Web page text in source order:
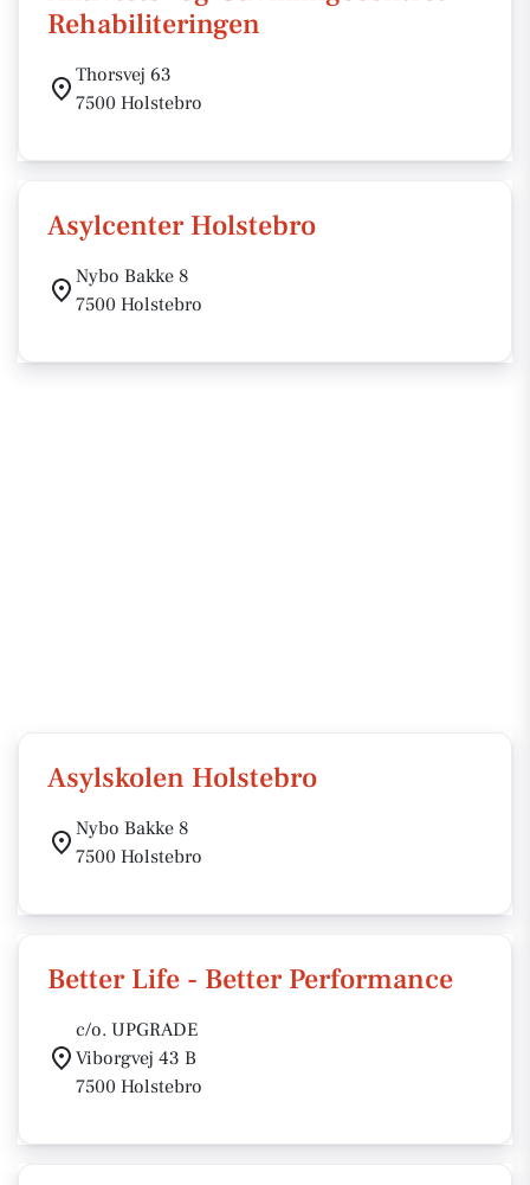
Rehabiliteringen
Thorsvej 63
7500 Holstebro
Asylcenter Holstebro
Nybo Bakke 8
7500 Holstebro
Asylskolen Holstebro
Nybo Bakke 8
7500 Holstebro
Better Life - Better Performance
c/o. UPGRADE
Viborgvej 43 B
7500 Holstebro